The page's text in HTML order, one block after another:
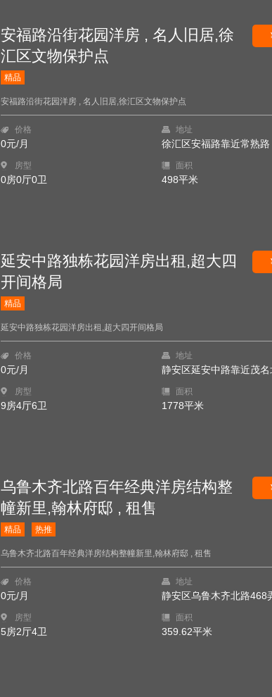
安福路沿街花园洋房 , 名人旧居,徐
汇区文物保护点
精品
安福路沿街花园洋房 , 名人旧居,徐汇区文物保护点
价格
0元/月
地址
徐汇区安福路靠近常熟路
房型
0房0厅0卫
面积
498平米
延安中路独栋花园洋房出租,超大四
开间格局
精品
延安中路独栋花园洋房出租,超大四开间格局
价格
0元/月
地址
静安区延安中路靠近茂名
房型
9房4厅6卫
面积
1778平米
乌鲁木齐北路百年经典洋房结构整
幢新里,翰林府邸 , 租售
精品 热推
乌鲁木齐北路百年经典洋房结构整幢新里,翰林府邸 , 租售
价格
0元/月
地址
静安区乌鲁木齐北路468
房型
5房2厅4卫
面积
359.62平米